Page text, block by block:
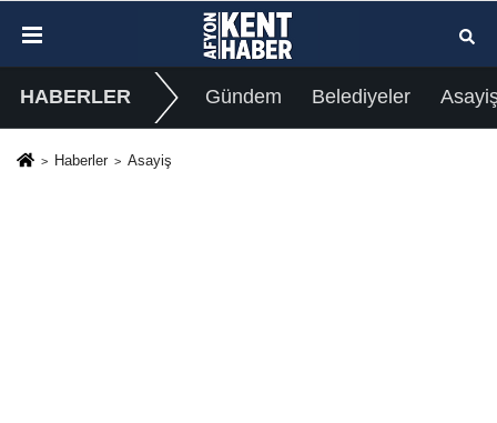
HABERLER Gündem Belediyeler
Haberler Asayiş